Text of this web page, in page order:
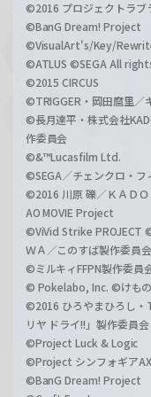
©2016 プロジェクトラブ
©BanG Dream! Project
©VisualArt's/Key/
©ATLUS ©SEGA All
©2015 CIRCUS
©TRIGGER・岡田麿里／
©長月達平・株式会社
作委員会
©&™Lucasfilm Ltd.
©SEGA／チェンクロ・フ
©2016 川原 礫／ＫＡＤ
AO MOVIE Project
©ViVid Strike PROJECT
ＷＡ／このすば製作委員会
©ミルキィFFPN製作委員
© Pokelabo, Inc. ©けもの
©2016 ひろやまひろし・
リヤ ドライ!!」製作委員会
©Project Luck & Logic
©Project シンフォギア
©BanG Dream! Project